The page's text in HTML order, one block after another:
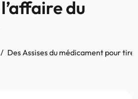
du
Des Assises du médicament pour